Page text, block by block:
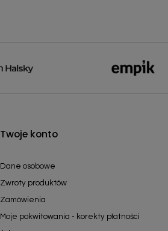
Twoje konto
Dane osobowe
Zwroty produktów
Zamówienia
Moje pokwitowania - korekty płatności